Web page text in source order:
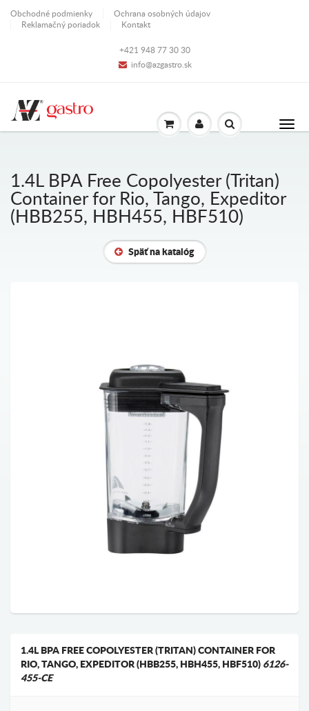
Obchodné podmienky
Ochrana osobných údajov
Reklamačný poriadok
Kontakt
+421 948 77 30 30
info@azgastro.sk
1.4L BPA Free Copolyester (Tritan)
Container for Rio, Tango, Expeditor
(HBB255, HBH455, HBF510)
Späť na katalóg
1.4L BPA FREE COPOLYESTER (TRITAN) CONTAINER FOR
RIO, TANGO, EXPEDITOR (HBB255, HBH455, HBF510) 6126-
455-CE